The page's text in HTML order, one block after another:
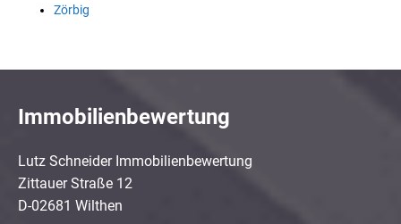
Zörbig
Immobilienbewertung
Lutz Schneider Immobilienbewertung
Zittauer Straße 12
D-02681 Wilthen